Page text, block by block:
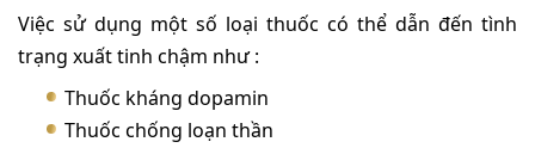
Việc sử dụng một số loại thuốc có thể dẫn đến tình
trạng xuất tinh chậm như :
Thuốc kháng dopamin
Thuốc chống loạn thần